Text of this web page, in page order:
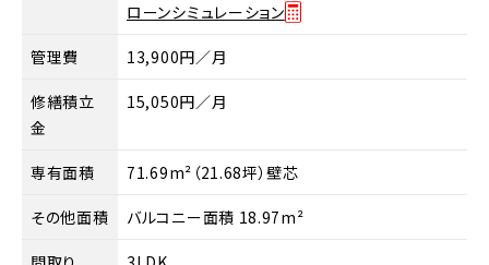
ローンシミュレーション
管理費 13,900円／月
修繕積立
金
15,050円／月
専有面積 71.69m²（21.68坪）壁芯
その他面積 バルコニー面積 18.97m²